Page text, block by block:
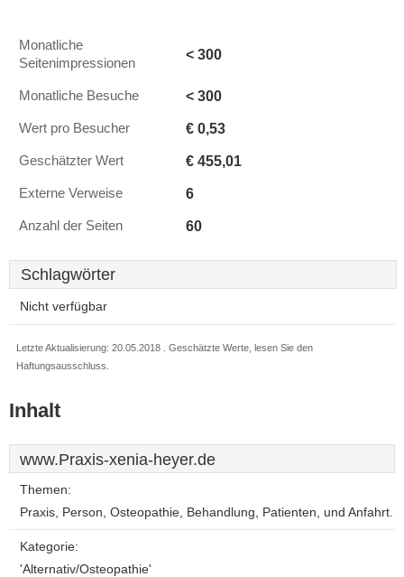
Monatliche
Seitenimpressionen
< 300
Monatliche Besuche < 300
Wert pro Besucher € 0,53
Geschätzter Wert € 455,01
Externe Verweise 6
Anzahl der Seiten 60
Schlagwörter
Nicht verfügbar
Letzte Aktualisierung: 20.05.2018 . Geschätzte Werte, lesen Sie den
Haftungsausschluss.
Inhalt
www.Praxis-xenia-heyer.de
Themen:
Praxis, Person, Osteopathie, Behandlung, Patienten, und Anfahrt.
Kategorie:
'Alternativ/Osteopathie'